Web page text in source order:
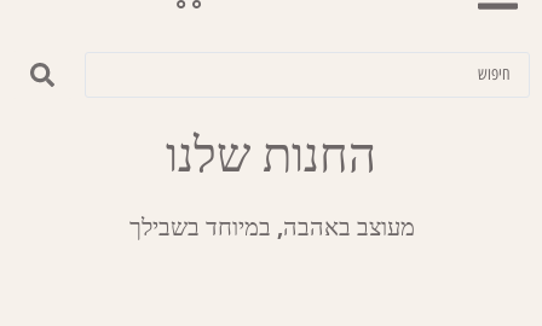
החנות שלנו
מעוצב באהבה, במיוחד בשבילך